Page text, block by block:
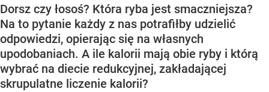
Dorsz czy łosoś? Która ryba jest smaczniejsza?
Na to pytanie każdy z nas potrafiłby udzielić
odpowiedzi, opierając się na własnych
upodobaniach. A ile kalorii mają obie ryby i którą
wybrać na diecie redukcyjnej, zakładającej
skrupulatne liczenie kalorii?